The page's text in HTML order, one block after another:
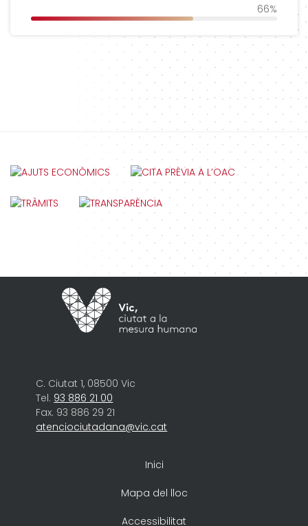
66%
C. Ciutat 1, 08500 Vic
Tel. 93 886 21 00
Fax. 93 886 29 21
atenciociutadana@vic.cat
Inici
Mapa del lloc
Accessibilitat